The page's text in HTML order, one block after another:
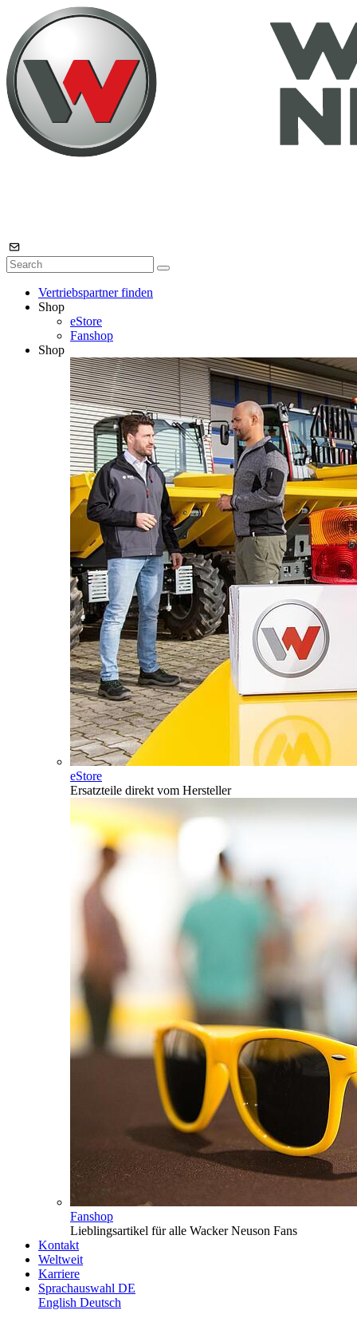
Vertriebspartner finden
Shop
eStore
Fanshop
Shop
eStore
Ersatzteile direkt vom Hersteller
Fanshop
Lieblingsartikel für alle Wacker Neuson Fans
Kontakt
Weltweit
Karriere
Sprachauswahl DE
English Deutsch